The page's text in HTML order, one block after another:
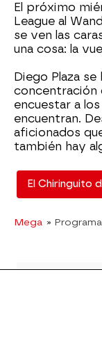
El próximo
League al
se ven las
una cosa: la
Diego Plaza
concentración
encuestar a
encuentran.
aficionados
también hay
El Chiringuito
Mega »